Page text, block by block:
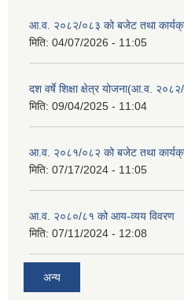
आ.व. २०८२/०८३ को बजेट तथा
मिति: 04/07/2026 - 11:05
दश वर्षे शिक्षा क्षेत्र योजना(आ.व.
मिति: 09/04/2025 - 11:04
आ.व. २०८१/०८२ को बजेट तथा
मिति: 07/17/2024 - 11:05
आ.व. २०८०/८१ को आय-व्यय विवरण
मिति: 07/11/2024 - 12:08
अन्य